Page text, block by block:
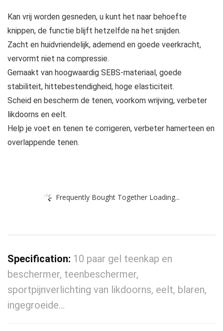
Kan vrij worden gesneden, u kunt het naar behoefte
knippen, de functie blijft hetzelfde na het snijden.
Zacht en huidvriendelijk, ademend en goede veerkracht,
vervormt niet na compressie.
Gemaakt van hoogwaardig SEBS-materiaal, goede
stabiliteit, hittebestendigheid, hoge elasticiteit.
Scheid en bescherm de tenen, voorkom wrijving, verbeter
likdoorns en eelt.
Help je voet en tenen te corrigeren, verbeter hamerteen en
overlappende tenen.
Frequently Bought Together Loading...
Specification: 10 paar gel teenkap en
beschermer, teenbeschermer,
sportpijnverlichting van likdoorns, eelt, blaren,
ingegroeide…